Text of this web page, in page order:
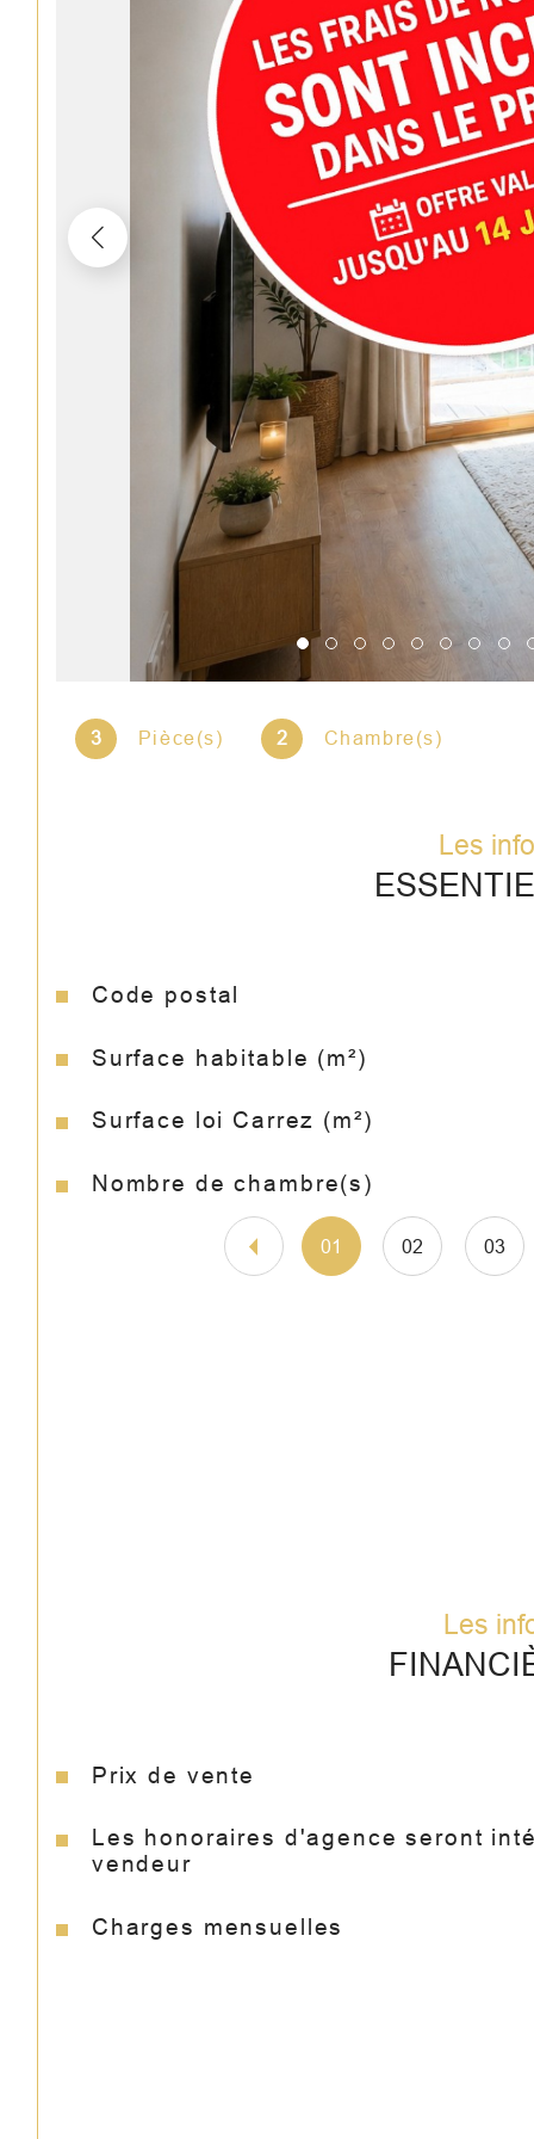
3 Pièce(s) 2 Chambre(s)
Les
Caractéristiques Valeurs
Code postal
Surface habitable (m²)
Surface loi Carrez (m²)
Nombre de chambre(s)
01 02 03
Les
Prix de vente
Les honoraires d'agence seront
vendeur
Charges mensuelles